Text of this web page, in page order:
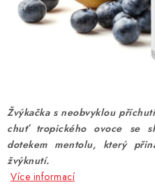
GRIPY & MODY
JEDNORÁZOVÉ A DOBÍJECÍ
PŘÍSLUŠENSTVÍ
ZNAČKY
Žvýkačka s neobvyklou
chuť tropického ovoce se
dotekem mentolu, který
žvýknutí.
Více informací